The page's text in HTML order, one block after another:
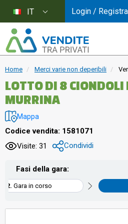
Home Merci varie non deperibili
LOTTO DI 8 CIONDOLI
MURRINA
Mappa
Codice vendita: 1581071
Visite: 31
Condividi
Fasi della gara:
Gara in corso
IT Login /